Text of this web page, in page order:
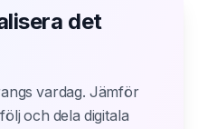
det
vardag. Jämför
och dela digitala